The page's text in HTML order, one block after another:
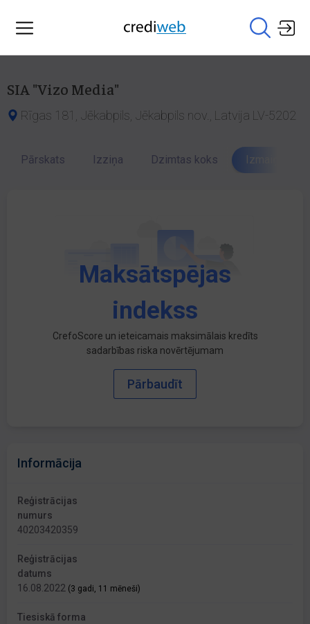
SIA "Vizo Media"
Rīgas 181, Jēkabpils, Jēkabpils nov., Latvija LV-5202
Pārskats Izziņa Dzimtas koks Izmaiņu
Maksātspējas
indekss
CrefoScore un ieteicamais maksimālais kredīts
sadarbības riska novērtējumam
Pārbaudīt
Informācija
Reģistrācijas
numurs
40203420359
Reģistrācijas
datums
16.08.2022 (3 gadi, 11 mēneši)
Tiesiskā forma